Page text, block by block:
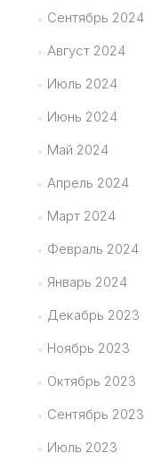
Сентябрь 2024
Август 2024
Июль 2024
Июнь 2024
Май 2024
Апрель 2024
Март 2024
Февраль 2024
Январь 2024
Декабрь 2023
Ноябрь 2023
Октябрь 2023
Сентябрь 2023
Июль 2023